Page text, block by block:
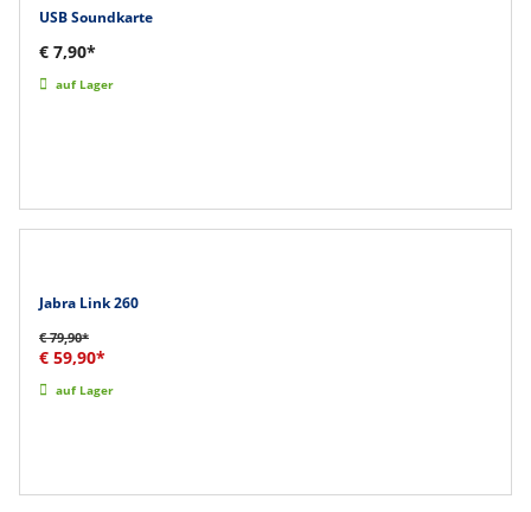
USB Soundkarte
€ 7,90*
auf Lager
Jabra Link 260
€ 79,90*
€ 59,90*
auf Lager